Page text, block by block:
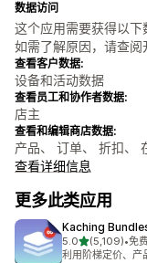
数据访问
这个应用需要获得以下
如需了解原因，请查阅
查看客户数据:
设备和活动数据
查看员工和协作者数据:
店主
查看和编辑商店数据:
产品、 订单、 折扣、
查看详细信息
更多此类应用
Kaching
5.0星（满分 5 星
(5,109)
总共 5109 条评论
•免
利用阶梯定价、产